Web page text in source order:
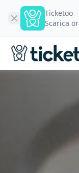
Ticketoo
Scarica